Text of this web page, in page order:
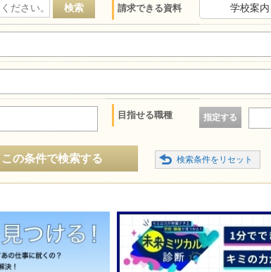
請求できる資料 学校案内
目指せる職種 指定する
この条件で検索する